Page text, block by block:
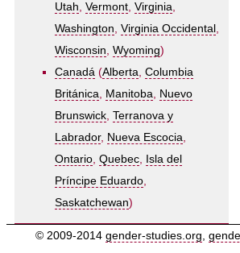
Utah, Vermont, Virginia,
Washington, Virginia Occidental ,
Wisconsin, Wyoming)
Canadá (Alberta, Columbia
Británica, Manitoba, Nuevo
Brunswick, Terranova y
Labrador, Nueva Escocia,
Ontario, Quebec, Isla del
Príncipe Eduardo,
Saskatchewan)
© 2009-2014 gender-studies.org,